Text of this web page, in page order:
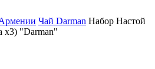
Чай Darman Набор Настой
х3) "Darman"